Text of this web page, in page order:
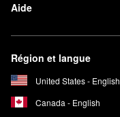
Aide
Région et langue
United States - English
Canada - English